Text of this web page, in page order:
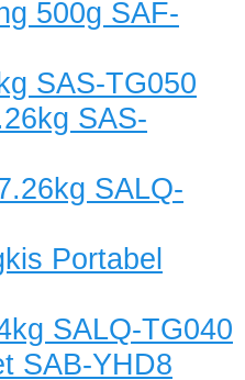
500g SAF-
SAS-TG050
SAS-
SALQ-
Portabel
SALQ-TG040
SAB-YHD8